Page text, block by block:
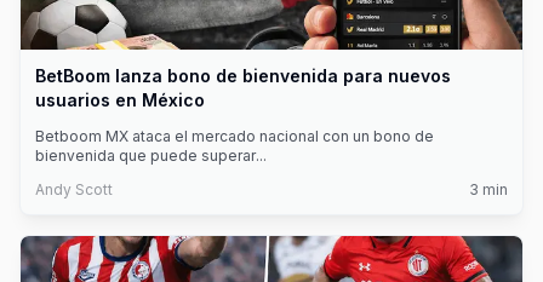
BetBoom lanza bono de bienvenida para nuevos
usuarios en México
Betboom MX ataca el mercado nacional con un bono de
bienvenida que puede superar...
Andy Scott
3 min